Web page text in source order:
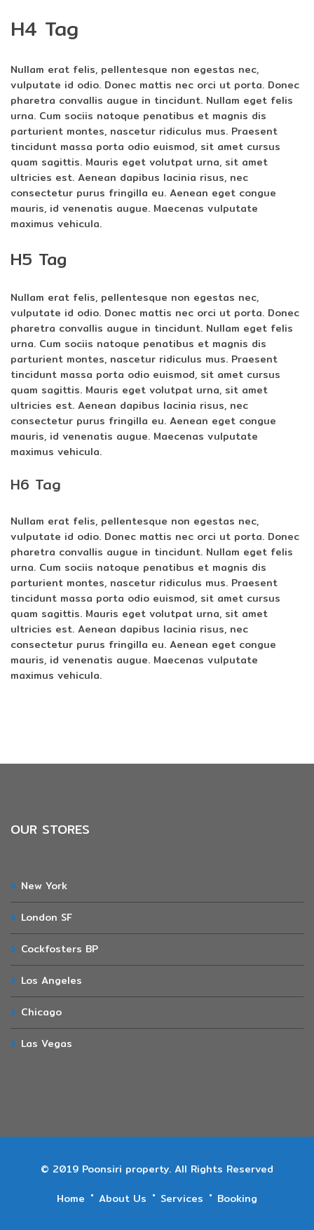
H4 Tag
Nullam erat felis, pellentesque non egestas nec,
vulputate id odio. Donec mattis nec orci ut porta. Donec
pharetra convallis augue in tincidunt. Nullam eget felis
urna. Cum sociis natoque penatibus et magnis dis
parturient montes, nascetur ridiculus mus. Praesent
tincidunt massa porta odio euismod, sit amet cursus
quam sagittis. Mauris eget volutpat urna, sit amet
ultricies est. Aenean dapibus lacinia risus, nec
consectetur purus fringilla eu. Aenean eget congue
mauris, id venenatis augue. Maecenas vulputate
maximus vehicula.
H5 Tag
Nullam erat felis, pellentesque non egestas nec,
vulputate id odio. Donec mattis nec orci ut porta. Donec
pharetra convallis augue in tincidunt. Nullam eget felis
urna. Cum sociis natoque penatibus et magnis dis
parturient montes, nascetur ridiculus mus. Praesent
tincidunt massa porta odio euismod, sit amet cursus
quam sagittis. Mauris eget volutpat urna, sit amet
ultricies est. Aenean dapibus lacinia risus, nec
consectetur purus fringilla eu. Aenean eget congue
mauris, id venenatis augue. Maecenas vulputate
maximus vehicula.
H6 Tag
Nullam erat felis, pellentesque non egestas nec,
vulputate id odio. Donec mattis nec orci ut porta. Donec
pharetra convallis augue in tincidunt. Nullam eget felis
urna. Cum sociis natoque penatibus et magnis dis
parturient montes, nascetur ridiculus mus. Praesent
tincidunt massa porta odio euismod, sit amet cursus
quam sagittis. Mauris eget volutpat urna, sit amet
ultricies est. Aenean dapibus lacinia risus, nec
consectetur purus fringilla eu. Aenean eget congue
mauris, id venenatis augue. Maecenas vulputate
maximus vehicula.
OUR STORES
New York
London SF
Cockfosters BP
Los Angeles
Chicago
Las Vegas
© 2019 Poonsiri property. All Rights Reserved
Home
About Us Services Booking